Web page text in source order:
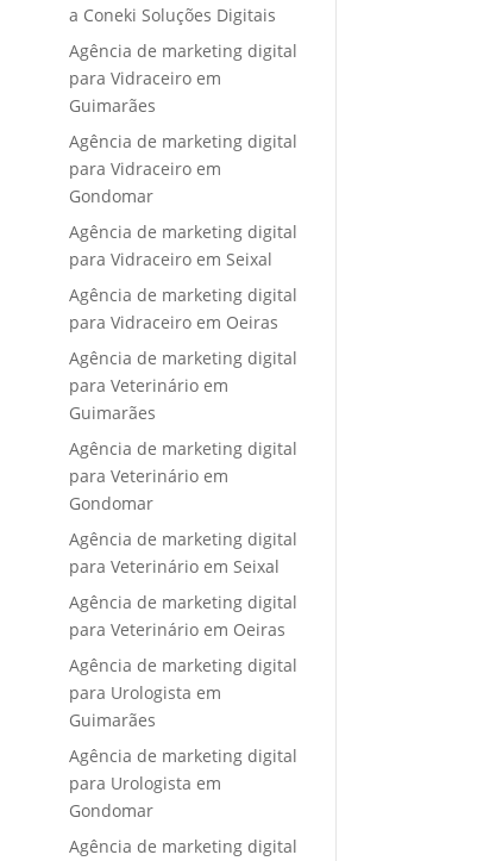
a Coneki Soluções Digitais
Agência de marketing digital
para Vidraceiro em
Guimarães
Agência de marketing digital
para Vidraceiro em
Gondomar
Agência de marketing digital
para Vidraceiro em Seixal
Agência de marketing digital
para Vidraceiro em Oeiras
Agência de marketing digital
para Veterinário em
Guimarães
Agência de marketing digital
para Veterinário em
Gondomar
Agência de marketing digital
para Veterinário em Seixal
Agência de marketing digital
para Veterinário em Oeiras
Agência de marketing digital
para Urologista em
Guimarães
Agência de marketing digital
para Urologista em
Gondomar
Agência de marketing digital